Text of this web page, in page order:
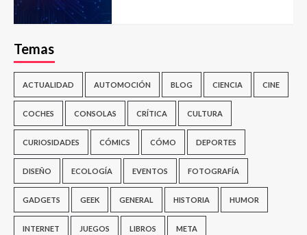
Temas
ACTUALIDAD AUTOMOCIÓN BLOG CIENCIA CINE
COCHES CONSOLAS CRÍTICA CULTURA
CURIOSIDADES CÓMICS CÓMO DEPORTES
DISEÑO ECOLOGÍA EVENTOS FOTOGRAFÍA
GADGETS GEEK GENERAL HISTORIA HUMOR
INTERNET JUEGOS LIBROS META